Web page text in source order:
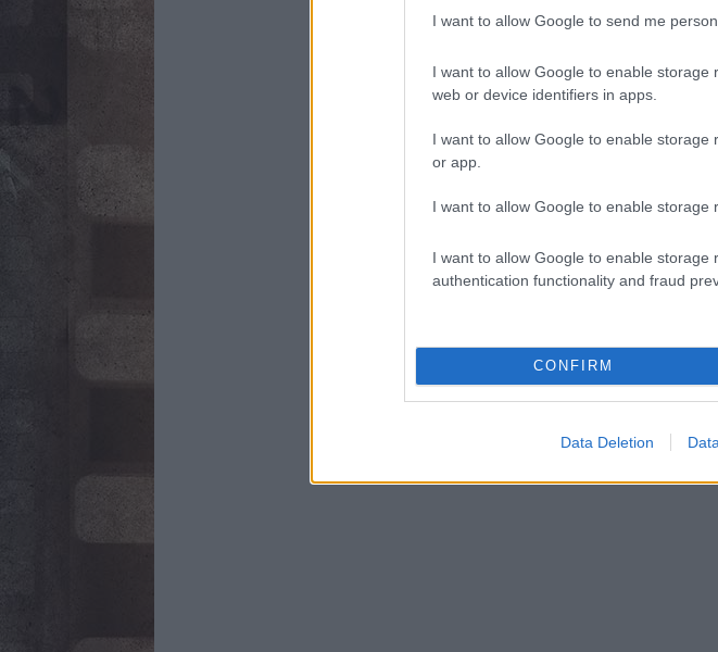
I want to allow Google to send me
I want to allow Google to enable storage
web or device identifiers in apps.
I want to allow Google to enable storage
or app.
I want to allow Google to enable storage
I want to allow Google to enable storage
authentication functionality and fraud
CONFIRM
Data Deletion